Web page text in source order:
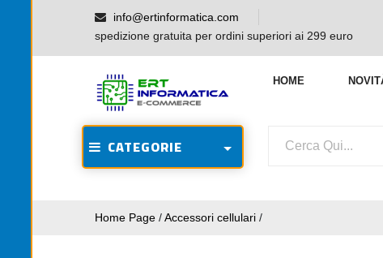
info@ertinformatica.com
spedizione gratuita per ordini superiori ai 299 euro
HOME
CATEGORIE
Home Page /Accessori cellulari /